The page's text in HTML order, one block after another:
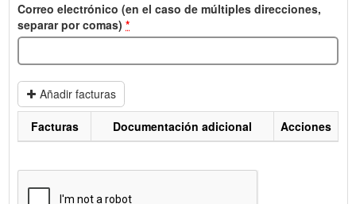
Correo electrónico (en el caso de múltiples direcciones,
separar por comas) *
Añadir facturas
Facturas Documentación adicional Acciones